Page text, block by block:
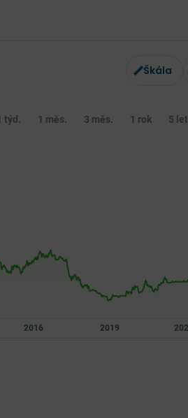
Škála
týd. 1 měs. 3 měs. 1 rok 5 let